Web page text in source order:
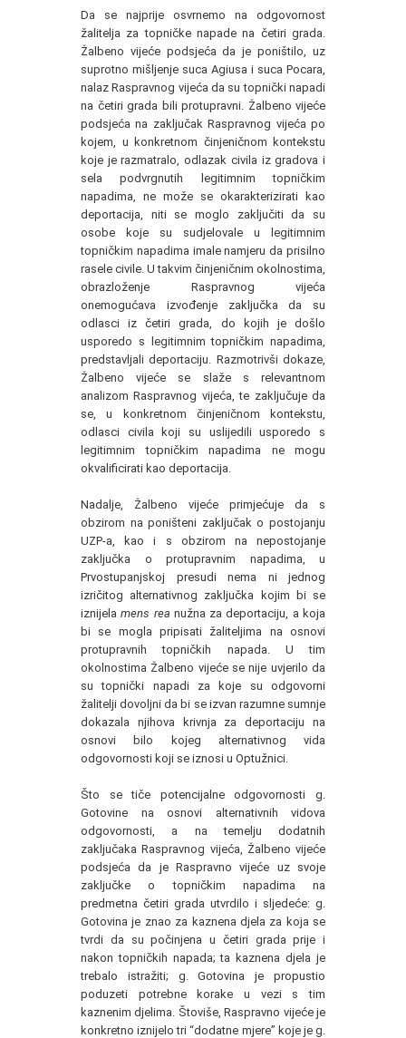
Da se najprije osvrnemo na odgovornost
žalitelja za topničke napade na četiri grada.
Žalbeno vijeće podsjeća da je poništilo, uz
suprotno mišljenje suca Agiusa i suca Pocara,
nalaz Raspravnog vijeća da su topnički napadi
na četiri grada bili protupravni. Žalbeno vijeće
podsjeća na zaključak Raspravnog vijeća po
kojem, u konkretnom činjeničnom kontekstu
koje je razmatralo, odlazak civila iz gradova i
sela podvrgnutih legitimnim topničkim
napadima, ne može se okarakterizirati kao
deportacija, niti se moglo zaključiti da su
osobe koje su sudjelovale u legitimnim
topničkim napadima imale namjeru da prisilno
rasele civile. U takvim činjeničnim okolnostima,
obrazloženje Raspravnog vijeća
onemogućava izvođenje zaključka da su
odlasci iz četiri grada, do kojih je došlo
usporedo s legitimnim topničkim napadima,
predstavljali deportaciju. Razmotrivši dokaze,
Žalbeno vijeće se slaže s relevantnom
analizom Raspravnog vijeća, te zaključuje da
se, u konkretnom činjeničnom kontekstu,
odlasci civila koji su uslijedili usporedo s
legitimnim topničkim napadima ne mogu
okvalificirati kao deportacija.
Nadalje, Žalbeno vijeće primjećuje da s
obzirom na poništeni zaključak o postojanju
UZP-a, kao i s obzirom na nepostojanje
zaključka o protupravnim napadima, u
Prvostupanjskoj presudi nema ni jednog
izričitog alternativnog zaključka kojim bi se
iznijelamens rea nužna za deportaciju, a koja
bi se mogla pripisati žaliteljima na osnovi
protupravnih topničkih napada. U tim
okolnostima Žalbeno vijeće se nije uvjerilo da
su topnički napadi za koje su odgovorni
žalitelji dovoljni da bi se izvan razumne sumnje
dokazala njihova krivnja za deportaciju na
osnovi bilo kojeg alternativnog vida
odgovornosti koji se iznosi u Optužnici.
Što se tiče potencijalne odgovornosti g.
Gotovine na osnovi alternativnih vidova
odgovornosti, a na temelju dodatnih
zaključaka Raspravnog vijeća, Žalbeno vijeće
podsjeća da je Raspravno vijeće uz svoje
zaključke o topničkim napadima na
predmetna četiri grada utvrdilo i sljedeće: g.
Gotovina je znao za kaznena djela za koja se
tvrdi da su počinjena u četiri grada prije i
nakon topničkih napada; ta kaznena djela je
trebalo istražiti; g. Gotovina je propustio
poduzeti potrebne korake u vezi s tim
kaznenim djelima. Štoviše, Raspravno vijeće je
konkretno iznijelo tri “dodatne mjere” koje je g.